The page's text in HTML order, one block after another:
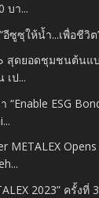
บา...
อีซูซุให้น้ำ...เพื่อชีวิ
สุดยอดชุมชนต้นแบ
เป...
“Enable ESG
METALEX
2023” ครั้งที่